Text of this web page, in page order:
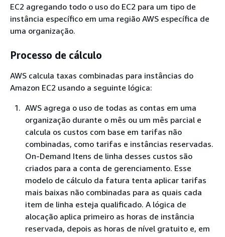
EC2 agregando todo o uso do EC2 para um tipo de
instância específico em uma região AWS específica de
uma organização.
Processo de cálculo
AWS calcula taxas combinadas para instâncias do
Amazon EC2 usando a seguinte lógica:
AWS agrega o uso de todas as contas em uma
organização durante o mês ou um mês parcial e
calcula os custos com base em tarifas não
combinadas, como tarifas e instâncias reservadas.
On-Demand Itens de linha desses custos são
criados para a conta de gerenciamento. Esse
modelo de cálculo da fatura tenta aplicar tarifas
mais baixas não combinadas para as quais cada
item de linha esteja qualificado. A lógica de
alocação aplica primeiro as horas de instância
reservada, depois as horas de nível gratuito e, em